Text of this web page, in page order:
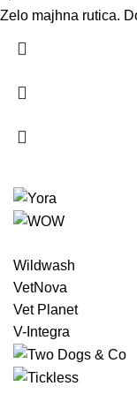
Zelo majhna rutica.
Wildwash
VetNova
Vet Planet
V-Integra